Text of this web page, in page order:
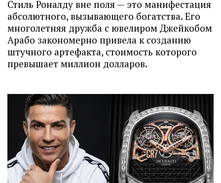
Стиль Роналду вне поля — это манифестация
абсолютного, вызывающего богатства. Его
многолетняя дружба с ювелиром Джейкобом
Арабо закономерно привела к созданию
штучного артефакта, стоимость которого
превышает миллион долларов.